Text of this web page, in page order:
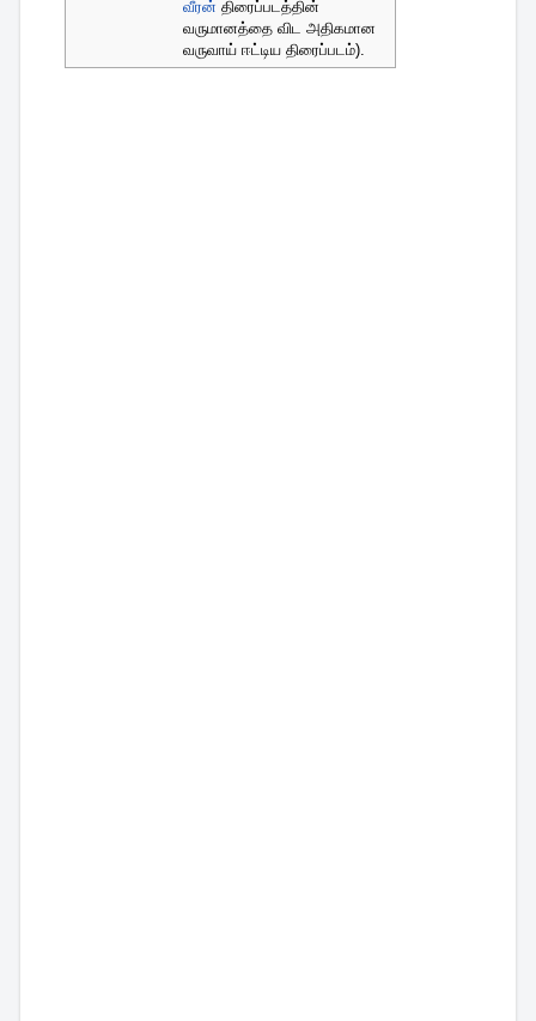
வீரன் திரைப்படத்தின்
வருமானத்தை விட அதிகமான
வருவாய் ஈட்டிய திரைப்படம்).